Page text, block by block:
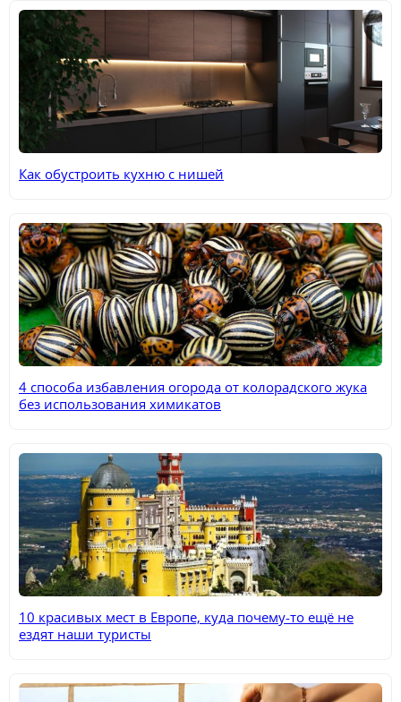
Как обустроить кухню с нишей
4 способа избавления огорода от колорадского жука
без использования химикатов
10 красивых мест в Европе, куда почему-то ещё не
ездят наши туристы